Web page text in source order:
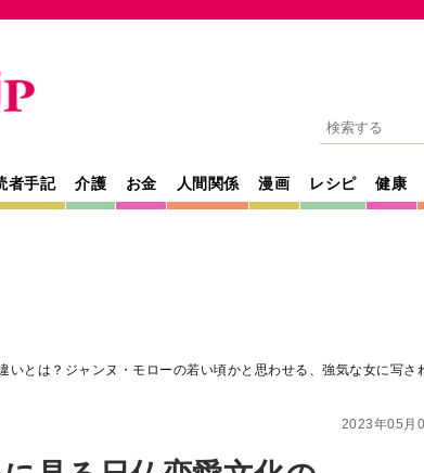
者手記 介護 お金 人間関係 漫画 レシピ 健康
見る日仏恋愛文化の
・モローの若い頃
な女に写されたイ